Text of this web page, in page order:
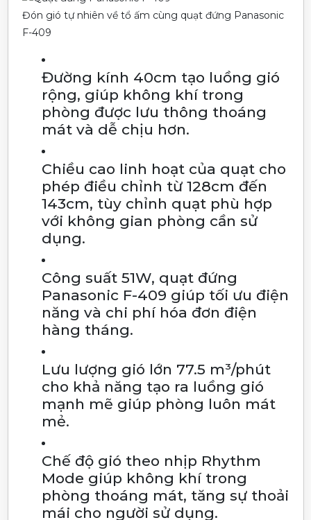
Đón gió tự nhiên về tổ ấm cùng quạt đứng Panasonic
F-409
Đường kính 40cm tạo luồng gió
rộng, giúp không khí trong
phòng được lưu thông thoáng
mát và dễ chịu hơn.
Chiều cao linh hoạt của quạt cho
phép điều chỉnh từ 128cm đến
143cm, tùy chỉnh quạt phù hợp
với không gian phòng cần sử
dụng.
Công suất 51W, quạt đứng
Panasonic F-409 giúp tối ưu điện
năng và chi phí hóa đơn điện
hàng tháng.
Lưu lượng gió lớn 77.5 m³/phút
cho khả năng tạo ra luồng gió
mạnh mẽ giúp phòng luôn mát
mẻ.
Chế độ gió theo nhịp Rhythm
Mode giúp không khí trong
phòng thoáng mát, tăng sự thoải
mái cho người sử dụng.